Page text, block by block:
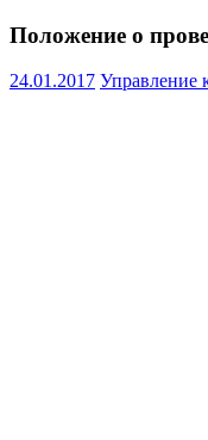
Положение о
24.01.2017 Управление